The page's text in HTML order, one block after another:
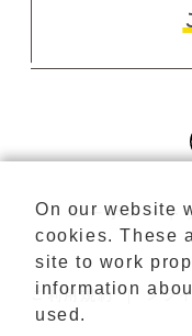
コーポレート
ご利用規約 プラ
On our website
cookies. These
site to work
information
used.